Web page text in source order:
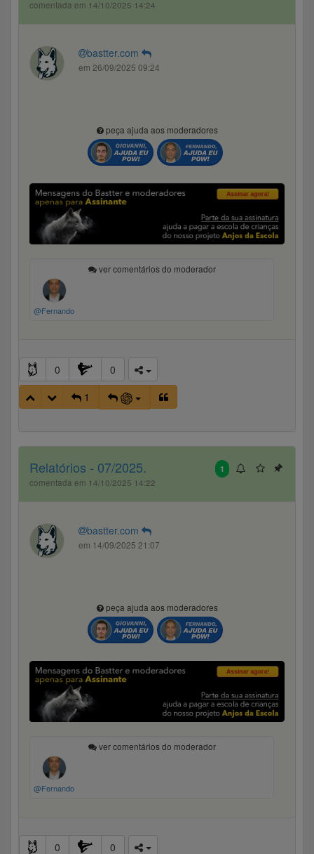
comentada em 14/10/2025 14:24
bastter.com
em 26/09/2025 09:24
peça ajuda aos moderadores
ver comentários do moderador
@Fernando
0
0
1
1
Relatórios - 07/2025.
comentada em 14/10/2025 14:22
bastter.com
em 14/09/2025 21:07
peça ajuda aos moderadores
ver comentários do moderador
@Fernando
0 0